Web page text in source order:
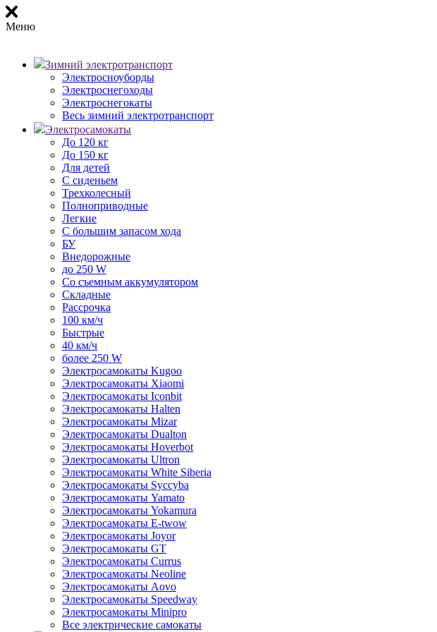
Меню
Зимний электротранспорт
Электросноуборды
Электроснегоходы
Электроснегокаты
Весь зимний электротранспорт
Электросамокаты
До 120 кг
До 150 кг
Для детей
С сиденьем
Трехколесный
Полноприводные
Легкие
С большим запасом хода
БУ
Внедорожные
до 250 W
Со съемным аккумулятором
Складные
Рассрочка
100 км/ч
Быстрые
40 км/ч
более 250 W
Электросамокаты Kugoo
Электросамокаты Xiaomi
Электросамокаты Iconbit
Электросамокаты Halten
Электросамокаты Mizar
Электросамокаты Dualton
Электросамокаты Hoverbot
Электросамокаты Ultron
Электросамокаты White Siberia
Электросамокаты Syccyba
Электросамокаты Yamato
Электросамокаты Yokamura
Электросамокаты E-twow
Электросамокаты Joyor
Электросамокаты GT
Электросамокаты Currus
Электросамокаты Neoline
Электросамокаты Aovo
Электросамокаты Speedway
Электросамокаты Minipro
Все электрические самокаты